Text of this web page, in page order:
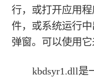
行，或打开应用
件，或系统运行
弹窗。可以使用它
kbdsyr1.dll是